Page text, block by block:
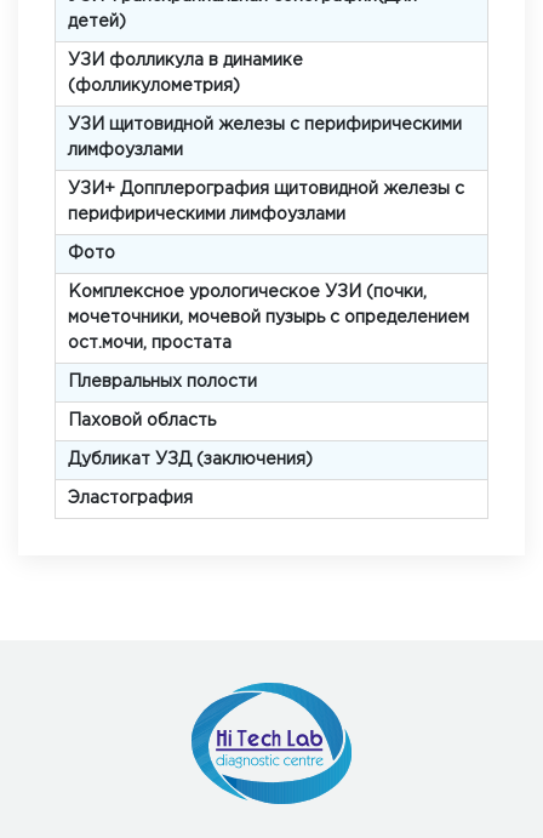
детей)
УЗИ фолликула в динамике
(фолликулометрия)
УЗИ щитовидной железы с перифирическими
лимфоузлами
УЗИ+ Допплерография щитовидной железы с
перифирическими лимфоузлами
Фото
Комплексное урологическое УЗИ (почки,
мочеточники, мочевой пузырь с определением
ост.мочи, простата
Плевральных полости
Паховой область
Дубликат УЗД (заключения)
Эластография